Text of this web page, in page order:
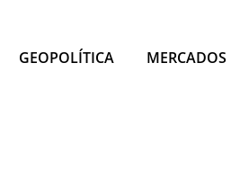
GEOPOLÍTICA MERCADOS